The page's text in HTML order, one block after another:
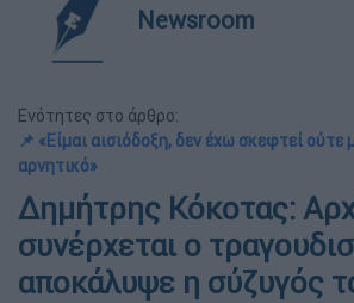
Newsroom
Ενότητες στο άρθρο:
📌 «Είμαι αισιόδοξη, δεν έχω σκεφτεί ούτε
αρνητικό»
Δημήτρης Κόκοτας:
συνέρχεται ο
αποκάλυψε η σύζυγός